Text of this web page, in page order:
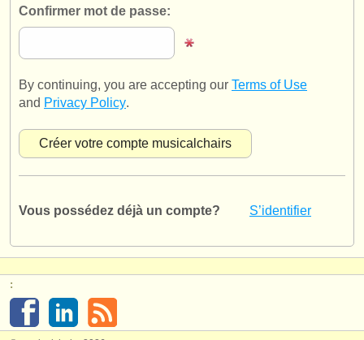
ajouter votre annonce
ATSfaq
Confirmer mot de passe:
By continuing, you are accepting our Terms of Use
and Privacy Policy.
Vous possédez déjà un compte? S’identifier
: